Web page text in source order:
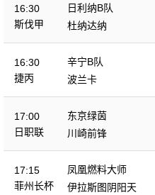
16:30
斯伐甲
日利纳B队
杜纳达纳
16:30
捷丙
辛宁B队
波兰卡
17:00
日职联
东京绿茵
川崎前锋
17:15
菲州长杯
凤凰燃料大师
伊拉斯图阴阳天